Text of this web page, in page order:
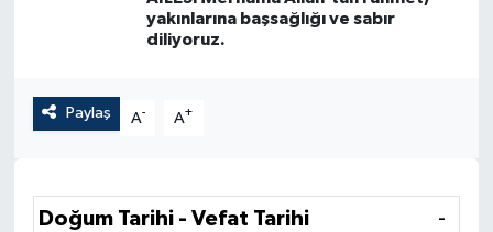
yakınlarına başsağlığı ve sabır
diliyoruz.
Paylaş A- A+
Doğum Tarihi - Vefat Tarihi -